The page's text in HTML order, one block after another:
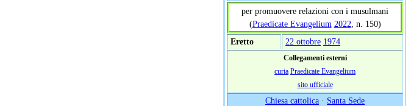
per promuovere relazioni con i musulmani
(Praedicate Evangelium 2022 , n. 150)
Eretto
22 ottobre 1974
Collegamenti esterni
curia Praedicate Evangelium
sito ufficiale
Chiesa cattolica · Santa Sede